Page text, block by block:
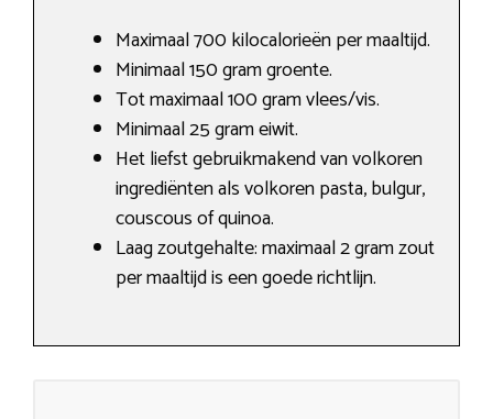
Maximaal 700 kilocalorieën per maaltijd.
Minimaal 150 gram groente.
Tot maximaal 100 gram vlees/vis.
Minimaal 25 gram eiwit.
Het liefst gebruikmakend van volkoren
ingrediënten als volkoren pasta, bulgur,
couscous of quinoa.
Laag zoutgehalte: maximaal 2 gram zout
per maaltijd is een goede richtlijn.